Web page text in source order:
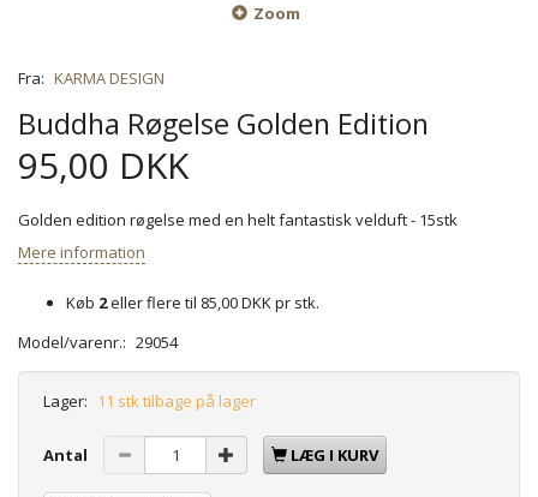
Zoom
Fra: KARMA DESIGN
Buddha Røgelse Golden Edition
95,00 DKK
Golden edition røgelse med en helt fantastisk velduft - 15stk
Mere information
Køb 2eller flere til 85,00 DKKpr stk.
Model/varenr.: 29054
Lager: 11 stk tilbage på lager
Antal LÆG I KURV